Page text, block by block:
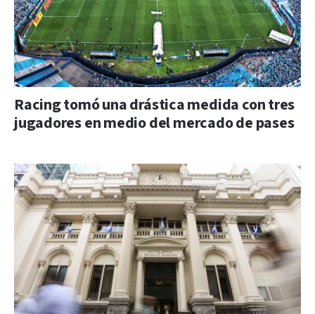
Racing tomó una drástica medida con tres
jugadores en medio del mercado de pases